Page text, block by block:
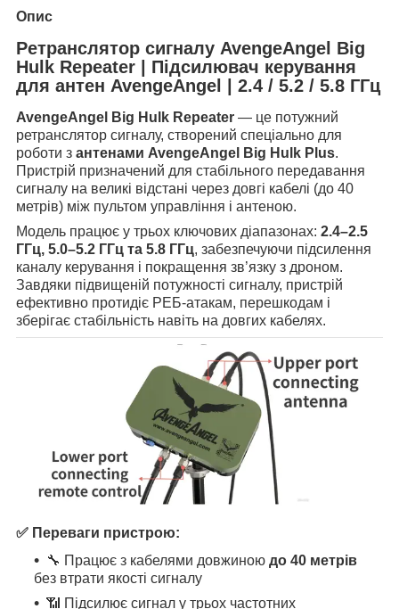
Опис
Ретранслятор сигналу AvengeAngel Big
Hulk Repeater | Підсилювач керування
для антен AvengeAngel | 2.4 / 5.2 / 5.8 ГГц
AvengeAngel Big Hulk Repeater — це потужний
ретранслятор сигналу, створений спеціально для
роботи з антенами AvengeAngel Big Hulk Plus.
Пристрій призначений для стабільного передавання
сигналу на великі відстані через довгі кабелі (до 40
метрів) між пультом управління і антеною.
Модель працює у трьох ключових діапазонах: 2.4–2.5
ГГц, 5.0–5.2 ГГц та 5.8 ГГц, забезпечуючи підсилення
каналу керування і покращення зв’язку з дроном.
Завдяки підвищеній потужності сигналу, пристрій
ефективно протидіє РЕБ-атакам, перешкодам і
зберігає стабільність навіть на довгих кабелях.
✅ Переваги пристрою:
🔧 Працює з кабелями довжиною до 40 метрів
без втрати якості сигналу
📶 Підсилює сигнал у трьох частотних